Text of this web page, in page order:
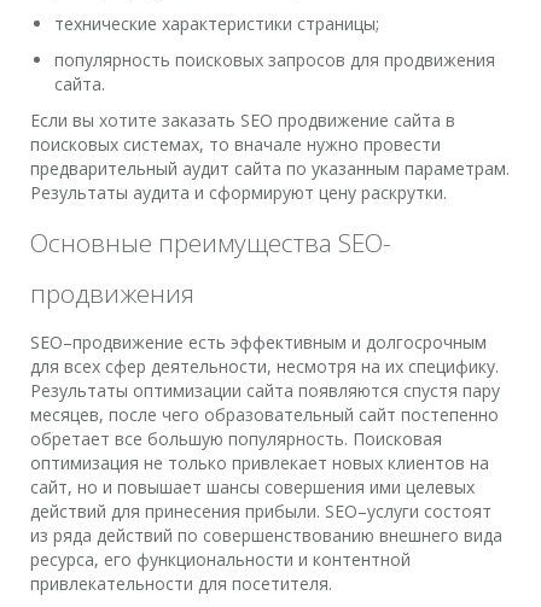
технические характеристики страницы;
популярность поисковых запросов для продвижения
сайта.
Если вы хотите заказать SEO продвижение сайта в
поисковых системах, то вначале нужно провести
предварительный аудит сайта по указанным параметрам.
Результаты аудита и сформируют цену раскрутки.
Основные преимущества SEO-
продвижения
SEO–продвижение есть эффективным и долгосрочным
для всех сфер деятельности, несмотря на их специфику.
Результаты оптимизации сайта появляются спустя пару
месяцев, после чего образовательный сайт постепенно
обретает все большую популярность. Поисковая
оптимизация не только привлекает новых клиентов на
сайт, но и повышает шансы совершения ими целевых
действий для принесения прибыли. SEO–услуги состоят
из ряда действий по совершенствованию внешнего вида
ресурса, его функциональности и контентной
привлекательности для посетителя.